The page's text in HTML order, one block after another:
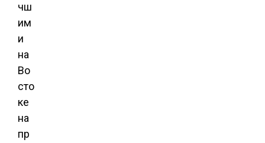
чш
им
и
на
Во
сто
ке
на
пр